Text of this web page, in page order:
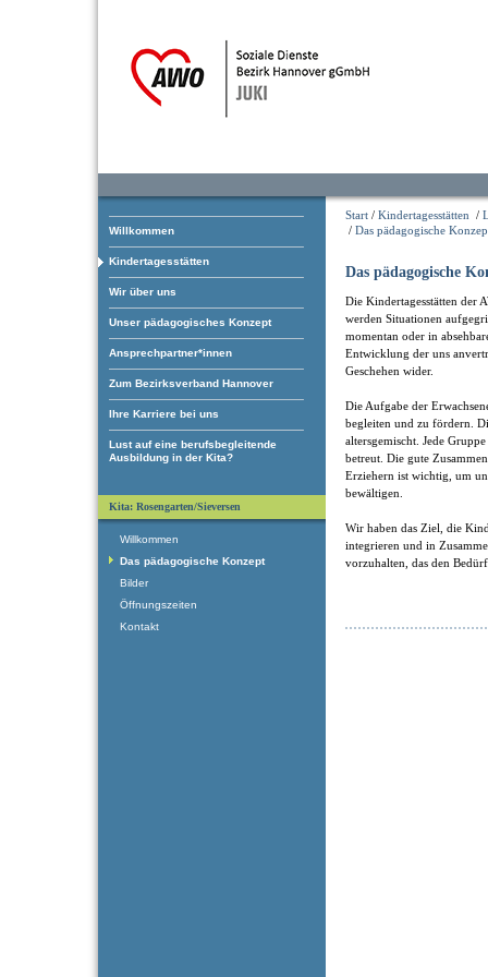
Willkommen
Kindertagesstätten
Wir über uns
Unser pädagogisches Konzept
Ansprechpartner*innen
Zum Bezirksverband Hannover
Ihre Karriere bei uns
Lust auf eine berufsbegleitende
Ausbildung in der Kita?
Start / Kindertagesstätten /
/ Das pädagogische
Das pädagogische
Die Kindertagesstätten der
werden Situationen
momentan oder in
Entwicklung der uns
Geschehen wider.
Die Aufgabe der
begleiten und zu fördern.
altersgemischt. Jede
betreut. Die gute
Erziehern ist wichtig, um
bewältigen.
Wir haben das Ziel, die
integrieren und in
vorzuhalten, das den
Kita: Rosengarten/Sieversen
Willkommen
Das pädagogische Konzept
Bilder
Öffnungszeiten
Kontakt